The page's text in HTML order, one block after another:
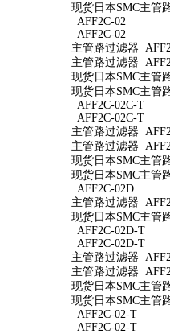
现货日本SMC主管
AFF2C-02
AFF2C-02
主管路过滤器
主管路过滤器
现货日本SMC主管
现货日本SMC主管
AFF2C-02C-T
AFF2C-02C-T
主管路过滤器
主管路过滤器
现货日本SMC主管
现货日本SMC主管
AFF2C-02D
主管路过滤器
现货日本SMC主管
AFF2C-02D-T
AFF2C-02D-T
主管路过滤器
主管路过滤器
现货日本SMC主管
现货日本SMC主管
AFF2C-02-T
AFF2C-02-T